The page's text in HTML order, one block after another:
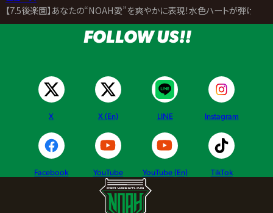
【7.5後楽園】あなたの“NOAH愛”を爽やかに表現！水色ハートが弾ける
FOLLOW US!!
X X (En) LINE Instagram
Facebook YouTube YouTube (En) TikTok